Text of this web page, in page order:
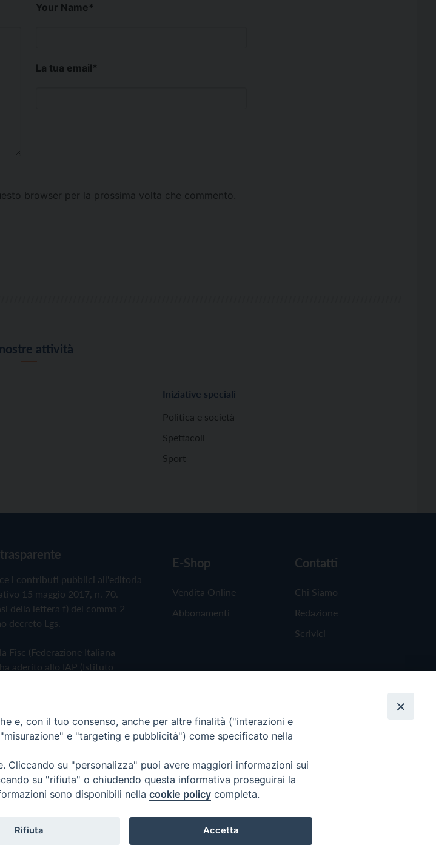
Your Name*
La tua email*
browser per la prossima volta che commento.
attività
Iniziative speciali
Politica e società
Spettacoli
Sport
i contributi pubblici all'editoria
15 maggio 2017, n. 70.
della lettera f) del comma 2
decreto Lgs.
Fisc (Federazione Italiana
aderito allo IAP (Istituto
Policy
E-Shop
Vendita Online
Abbonamenti
Contatti
Chi Siamo
Redazione
Scrivici
e, con il tuo consenso, anche per altre finalità ("interazioni e
e "targeting e pubblicità") come specificato nella
su "personalizza" puoi avere maggiori informazioni sui
su "rifiuta" o chiudendo questa informativa proseguirai la
sono disponibili nella cookie policy completa.
Rifiuta Accetta